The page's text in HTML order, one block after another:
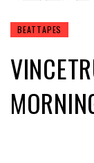
BEATTAPES